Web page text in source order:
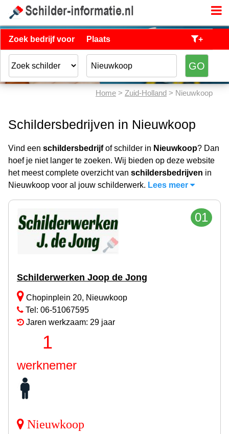
Zoek bedrijf voor Plaats +
Home > Zuid-Holland > Nieuwkoop
Schildersbedrijven in Nieuwkoop
Vind een schildersbedrijfof schilder in Nieuwkoop? Dan
hoef je niet langer te zoeken. Wij bieden op deze website
het meest complete overzicht van schildersbedrijven in
Nieuwkoop voor al jouw schilderwerk. Lees meer
01
Schilderwerken Joop de Jong
Chopinplein 20, Nieuwkoop
Tel: 06-51067595
Jaren werkzaam: 29 jaar
1
werknemer
Nieuwkoop